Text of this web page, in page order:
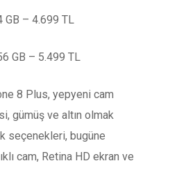
GB – 4.699 TL
GB – 5.499 TL
8 Plus, yepyeni cam
gümüş ve altın olmak
seçenekleri, bugüne
cam, Retina HD ekran ve